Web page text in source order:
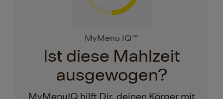
MyMenu IQ™
Ist diese Mahlzeit
ausgewogen?
MyMenuIQ hilft Dir, deinen Körper mit